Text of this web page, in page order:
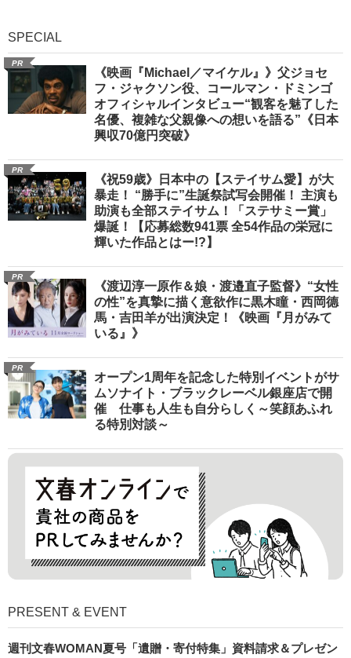
SPECIAL
PR
《映画『Michael／マイケル』》父ジョセ
フ・ジャクソン役、コールマン・ドミンゴ
オフィシャルインタビュー“観客を魅了した
名優、複雑な父親像への想いを語る”《日本
興収70億円突破》
PR
《祝59歳》日本中の【ステイサム愛】が大
暴走！ “勝手に”生誕祭試写会開催！ 主演も
助演も全部ステイサム！「ステサミー賞」
爆誕！【応募総数941票 全54作品の栄冠に
輝いた作品とはー!?】
PR
《渡辺淳一原作＆娘・渡邉直子監督》“女性
の性”を真摯に描く意欲作に黒木瞳・西岡德
馬・吉田羊が出演決定！《映画『月がみて
いる』》
PR
オープン1周年を記念した特別イベントがサ
ムソナイト・ブラックレーベル銀座店で開
催 仕事も人生も自分らしく～笑顔あふれ
る特別対談～
PRESENT & EVENT
週刊文春WOMAN夏号「遺贈・寄付特集」資料請求＆プレゼン